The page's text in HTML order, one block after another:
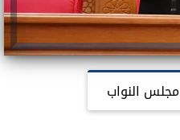
مجلس النواب